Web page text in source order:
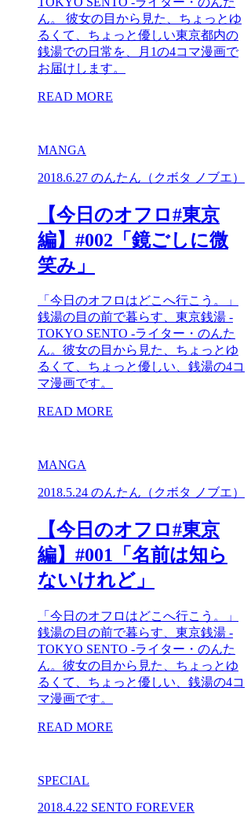
ん。 彼女の目から見た、ちょっとゆ
るくて、ちょっと優しい東京都内の
銭湯での日常を、月1の4コマ漫画で
お届けします。
READ MORE
MANGA
2018.6.27 のんたん（クボタ ノブエ）
【今日のオフロ#東京
編】#002「鏡ごしに微
笑み」
「今日のオフロはどこへ行こう。」
銭湯の目の前で暮らす、東京銭湯 -
TOKYO SENTO -ライター・のんた
ん。彼女の目から見た、ちょっとゆ
るくて、ちょっと優しい、銭湯の4コ
マ漫画です。
READ MORE
MANGA
2018.5.24 のんたん（クボタ ノブエ）
【今日のオフロ#東京
編】#001「名前は知ら
ないけれど」
「今日のオフロはどこへ行こう。」
銭湯の目の前で暮らす、東京銭湯 -
TOKYO SENTO -ライター・のんた
ん。彼女の目から見た、ちょっとゆ
るくて、ちょっと優しい、銭湯の4コ
マ漫画です。
READ MORE
SPECIAL
2018.4.22 SENTO FOREVER